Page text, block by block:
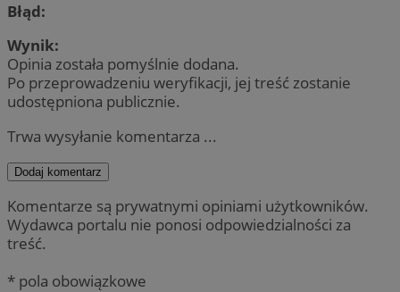
Błąd:
Wynik:
Opinia została pomyślnie dodana.
Po przeprowadzeniu weryfikacji, jej treść zostanie
udostępniona publicznie.
Trwa wysyłanie komentarza ...
Dodaj komentarz
Komentarze są prywatnymi opiniami użytkowników.
Wydawca portalu nie ponosi odpowiedzialności za
treść.
* pola obowiązkowe